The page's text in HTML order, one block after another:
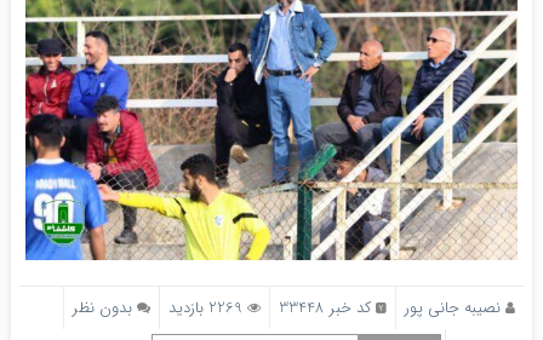
نصیبه جانی پور کد خبر 33448 2269 بازدید
بدون نظر